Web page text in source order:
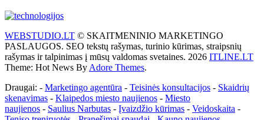
WEBSTUDIO.LT © SKAITMENINIO MARKETINGO
PASLAUGOS. SEO tekstų rašymas, turinio kūrimas, straipsnių
rašymas ir talpinimas į mūsų valdomas svetaines. 2026 ITLINE.LT
Theme: Hot News By Adore Themes.
Draugai: - Marketingo agentūra - Teisinės konsultacijos - Skaidrių
skenavimas - Klaipedos miesto naujienos - Miesto
naujienos - Saulius Narbutas - Įvaizdžio kūrimas - Veidoskaita -